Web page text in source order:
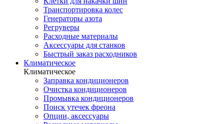
Транспортировка колес
Генераторы азота
Регруверы
Расходные материалы
Аксессуары для станков
Быстрый заказ расходников
Климатическое
Климатическое
Заправка кондиционеров
Очистка кондиционеров
Промывка кондиционеров
Поиск утечек фреона
Опции, аксессуары